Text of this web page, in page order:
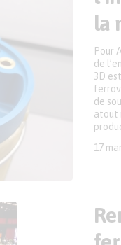
la
17
Pour
de
3D
de
atout